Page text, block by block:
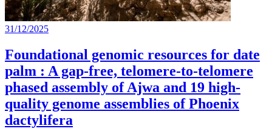
31/12/2025
Foundational genomic resources for date
palm : A gap-free, telomere-to-telomere
phased assembly of Ajwa and 19 high-
quality genome assemblies of Phoenix
dactylifera